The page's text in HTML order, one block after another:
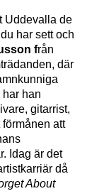
Uddevalla de
har sett och
från
där
han
gitarrist,
att
Idag är det
då
About